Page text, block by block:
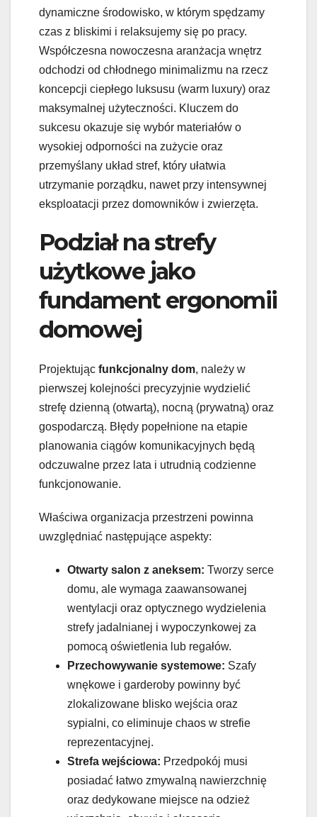
dynamiczne środowisko, w którym spędzamy
czas z bliskimi i relaksujemy się po pracy.
Współczesna nowoczesna aranżacja wnętrz
odchodzi od chłodnego minimalizmu na rzecz
koncepcji ciepłego luksusu (warm luxury) oraz
maksymalnej użyteczności. Kluczem do
sukcesu okazuje się wybór materiałów o
wysokiej odporności na zużycie oraz
przemyślany układ stref, który ułatwia
utrzymanie porządku, nawet przy intensywnej
eksploatacji przez domowników i zwierzęta.
Podział na strefy
użytkowe jako
fundament ergonomii
domowej
Projektując funkcjonalny dom, należy w
pierwszej kolejności precyzyjnie wydzielić
strefę dzienną (otwartą), nocną (prywatną) oraz
gospodarczą. Błędy popełnione na etapie
planowania ciągów komunikacyjnych będą
odczuwalne przez lata i utrudnią codzienne
funkcjonowanie.
Właściwa organizacja przestrzeni powinna
uwzględniać następujące aspekty:
Otwarty salon z aneksem: Tworzy serce
domu, ale wymaga zaawansowanej
wentylacji oraz optycznego wydzielenia
strefy jadalnianej i wypoczynkowej za
pomocą oświetlenia lub regałów.
Przechowywanie systemowe: Szafy
wnękowe i garderoby powinny być
zlokalizowane blisko wejścia oraz
sypialni, co eliminuje chaos w strefie
reprezentacyjnej.
Strefa wejściowa: Przedpokój musi
posiadać łatwo zmywalną nawierzchnię
oraz dedykowane miejsce na odzież